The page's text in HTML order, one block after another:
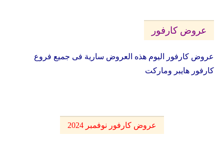
عروض كارفور
عروض كارفور اليوم هذه العروض سارية فى جميع فروع
كارفور هايبر وماركت
عروض كارفور نوفمبر 2024